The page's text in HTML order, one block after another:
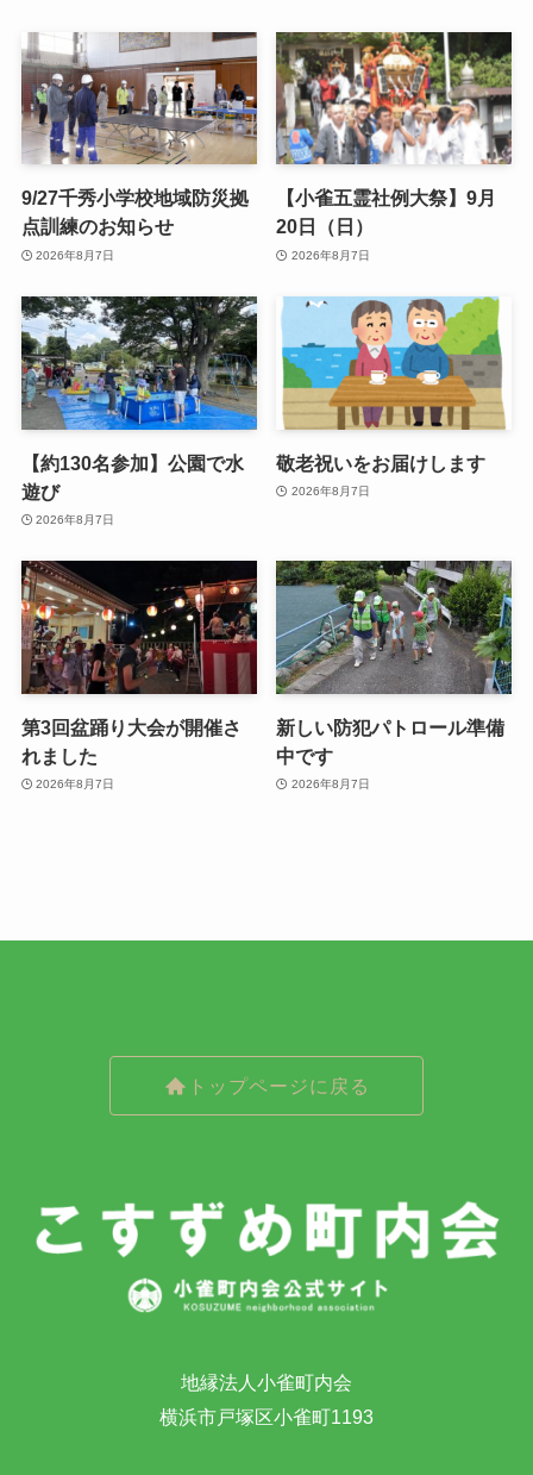
9/27千秀小学校地域防災拠
点訓練のお知らせ
2026年8月7日
【小雀五霊社例大祭】9月
20日（日）
2026年8月7日
【約130名参加】公園で水
遊び
2026年8月7日
敬老祝いをお届けします
2026年8月7日
第3回盆踊り大会が開催さ
れました
2026年8月7日
新しい防犯パトロール準備
中です
2026年8月7日
トップページに戻る
地縁法人小雀町内会
横浜市戸塚区小雀町1193